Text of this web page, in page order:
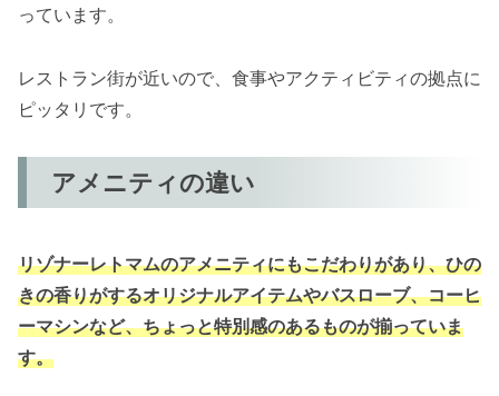
っています。
レストラン街が近いので、食事やアクティビティの拠点に
ピッタリです。
アメニティの違い
リゾナーレトマムのアメニティにもこだわりがあり、ひの
きの香りがするオリジナルアイテムやバスローブ、コーヒ
ーマシンなど、ちょっと特別感のあるものが揃っていま
す。